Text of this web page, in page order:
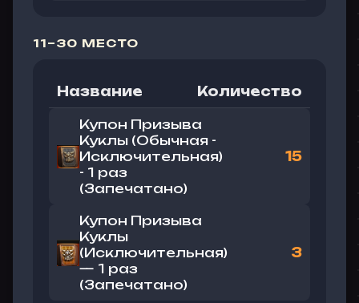
11–30 МЕСТО
Название Количество
Купон Призыва
Куклы (Обычная -
Исключительная)
- 1 раз
(Запечатано)
15
Купон Призыва
Куклы
(Исключительная)
— 1 раз
(Запечатано)
3